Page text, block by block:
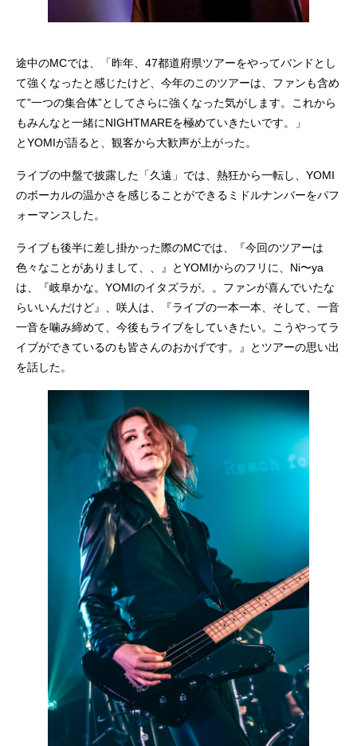
途中のMCでは、「昨年、47都道府県ツアーをやってバンドとし
て強くなったと感じたけど、今年のこのツアーは、ファンも含め
て”一つの集合体”としてさらに強くなった気がします。これから
もみんなと一緒にNIGHTMAREを極めていきたいです。」
とYOMIが語ると、観客から大歓声が上がった。
ライブの中盤で披露した「久遠」では、熱狂から一転し、YOMI
のボーカルの温かさを感じることができるミドルナンバーをパフ
ォーマンスした。
ライブも後半に差し掛かった際のMCでは、『今回のツアーは
色々なことがありまして、、』とYOMIからのフリに、Ni〜ya
は、『岐阜かな。YOMIのイタズラが。。ファンが喜んでいたな
らいいんだけど』、咲人は、『ライブの一本一本、そして、一音
一音を噛み締めて、今後もライブをしていきたい。こうやってラ
イブができているのも皆さんのおかげです。』とツアーの思い出
を話した。